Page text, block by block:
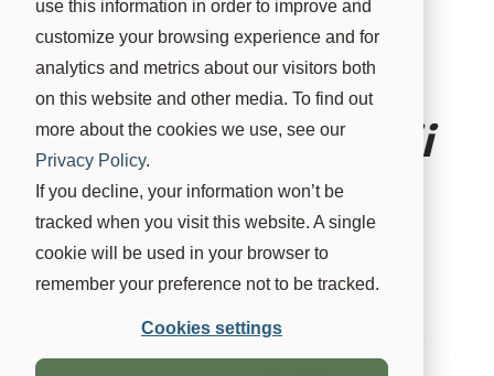
use this information in order to improve and
customize your browsing experience and for
analytics and metrics about our visitors both
on this website and other media. To find out
more about the cookies we use, see our
Privacy Policy.
If you decline, your information won’t be
tracked when you visit this website. A single
cookie will be used in your browser to
remember your preference not to be tracked.
Cookies settings
Mosca de las alas
manchadas o
Drosophila suzukii